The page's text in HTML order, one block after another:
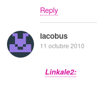
Reply
iacobus
11 octubre 2010
Linkale2: